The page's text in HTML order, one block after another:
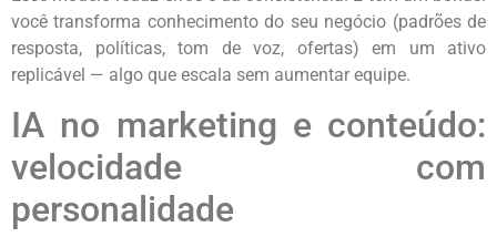
você transforma conhecimento do seu negócio (padrões de
resposta, políticas, tom de voz, ofertas) em um ativo
replicável — algo que escala sem aumentar equipe.
IA no marketing e conteúdo:
velocidade com
personalidade